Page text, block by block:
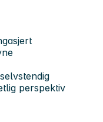
perspektiv